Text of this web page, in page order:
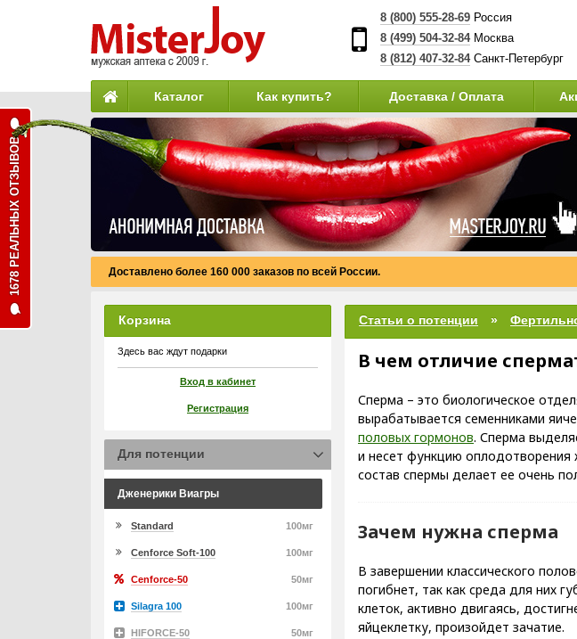
8 (800) 555-28-69Россия
8 (499) 504-32-84Москва
8 (812) 407-32-84 Санкт-Петербург
Каталог Как купить? Доставка / Оплата
Доставлено более 160 000 заказов по всей России.
Статьи о потенции
В чем отличие
Сперма – это биологическое
вырабатывается семенниками
половых гормонов. Сперма
и несет функцию
состав спермы делает ее очень
Зачем нужна сперма
В завершении классического
погибнет, так как среда для них
клеток, активно двигаясь,
яйцеклетку, произойдет зачатие.
Корзина
Здесь вас ждут подарки
Вход в кабинет
Регистрация
Для потенции
Дженерики Виагры
100мг
Standard
100мг
Cenforce Soft-100
50мг
Cenforce-50
100мг
Silagra 100
50мг
HIFORCE-50
1678 РЕАЛЬНЫХ ОТЗЫВОВ